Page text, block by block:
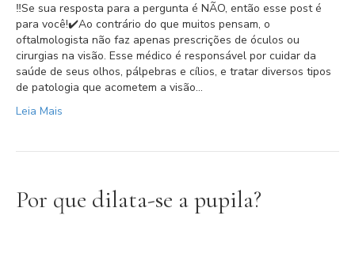
‼️Se sua resposta para a pergunta é NÃO, então esse post é
para você!⁣⁣✔️Ao contrário do que muitos pensam, o
oftalmologista não faz apenas prescrições de óculos ou
cirurgias na visão. Esse médico é responsável por cuidar da
saúde de seus olhos, pálpebras e cílios, e tratar diversos tipos
de patologia que acometem a visão…
Leia Mais
Por que dilata-se a pupila?